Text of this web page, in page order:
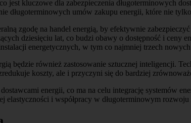
jest kluczowe dla zabezpieczenia długoterminowych
długoterminowych umów zakupu energii, które nie
zgodę na handel energią, by efektywnie
dziesięciu lat, co budzi obawy o dostępność i
energetycznych, w tym co najmniej trzech
będzie również zastosowanie sztucznej inteligencji.
koszty, ale i przyczyni się do bardziej
energii, co ma na celu integrację systemów
elastyczności i współpracy w długoterminowym